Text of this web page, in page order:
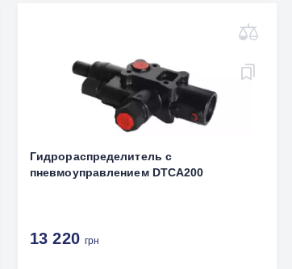
Гидрораспределитель с
пневмоуправлением DTCA200
13 220 грн